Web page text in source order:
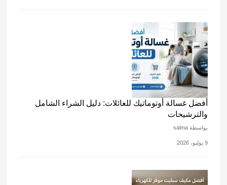
أفضل غسالة أوتوماتيك للعائلات: دليل الشراء الشامل
والترشيحات
بواسطة salma
9 يوليو، 2026